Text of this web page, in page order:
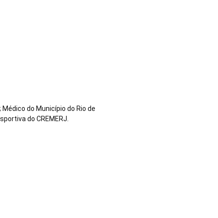
do Município do Rio de
do CREMERJ.